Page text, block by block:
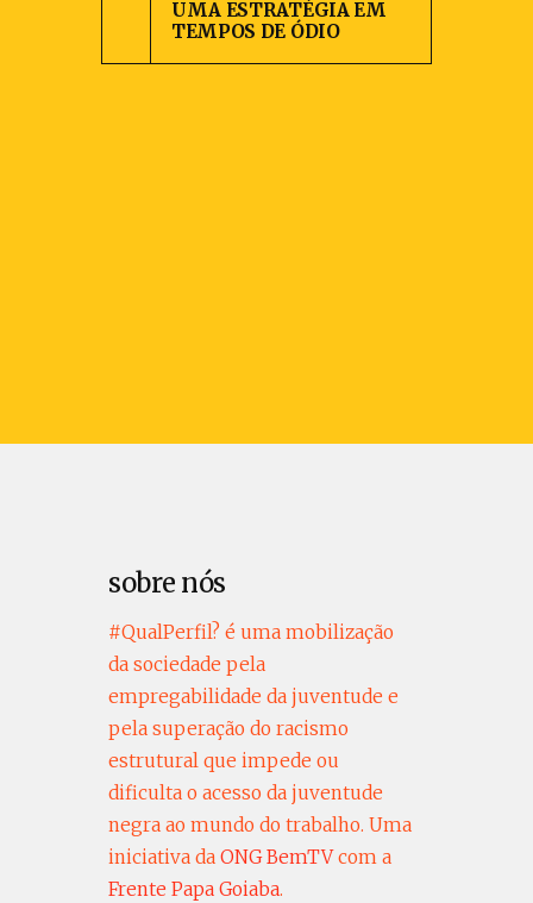
UMA ESTRATÉGIA EM
TEMPOS DE ÓDIO
sobre nós
#QualPerfil? é uma mobilização
da sociedade pela
empregabilidade da juventude e
pela superação do racismo
estrutural que impede ou
dificulta o acesso da juventude
negra ao mundo do trabalho. Uma
iniciativa da ONG BemTVcom a
Frente Papa Goiaba.